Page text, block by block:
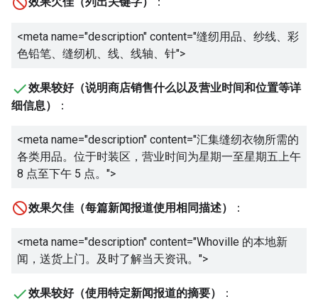
<meta name="description" content="缝纫用品、纱线、彩
色铅笔、缝纫机、线、线轴、针">
效果较好（说明商店销售什么以及营业时间和位置等详
细信息）
：
<meta name="description" content="汇集缝纫衣物所需的
各类用品。位于时装区，营业时间为星期一至星期五上午
8 点至下午 5 点。 ">
效果欠佳（每篇新闻报道使用相同描述） ：
<meta name="description" content="Whoville 的本地新
闻，送货上门。及时了解当天资讯。 ">
效果较好（使用特定新闻报道的摘要） ：